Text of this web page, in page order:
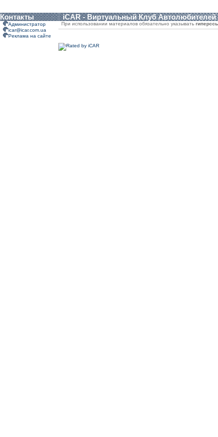
Контакты iCAR - Виртуальный Клуб Автолюбителей
Администратор
icar@icar.com.ua
Реклама на сайте
При использовании материалов обязательно указывать